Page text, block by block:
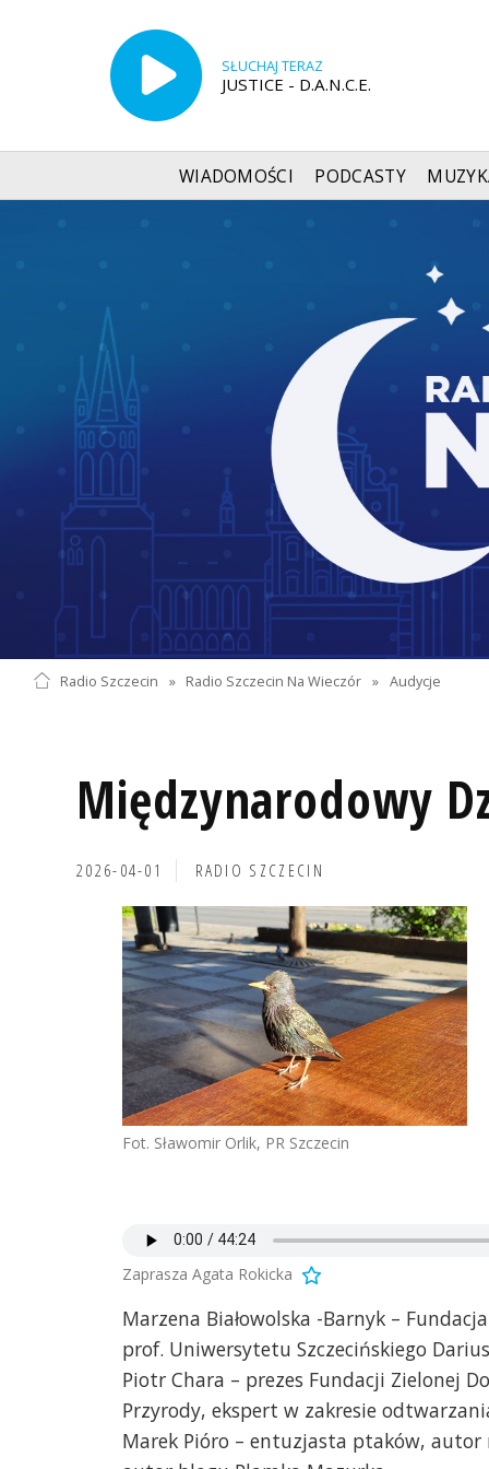
SŁUCHAJ TERAZ
JUSTICE - D.A.N.C.E.
WIADOMOŚCI PODCASTY
Radio Szczecin » Radio Szczecin Na Wieczór » Audycje
Międzynarodowy
2026-04-01 RADIO SZCZECIN
Fot. Sławomir Orlik, PR Szczecin
Zaprasza Agata Rokicka
Marzena Białowolska -Barnyk –
prof. Uniwersytetu Szczecińskiego
Piotr Chara – prezes Fundacji Zielonej
Przyrody, ekspert w zakresie
Marek Pióro – entuzjasta ptaków, autor